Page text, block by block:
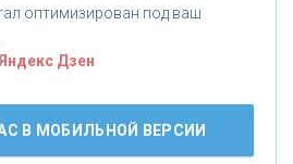
БАНК»
логотип впервые за 19 лет -
оптимизирован под ваш
Дзен
В МОБИЛЬНОЙ ВЕРСИИ